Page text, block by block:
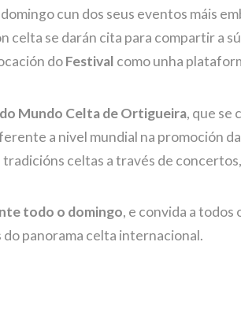
cun dos seus eventos máis
se darán cita para compartir a
doFestival como unha
Mundo Celta de Ortigueira, que se
a nivel mundial na promoción
tradicións celtas a través de
todo o domingo, e convida a todos
panorama celta internacional.